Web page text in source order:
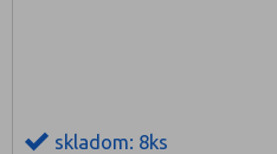
skladom: 8ks